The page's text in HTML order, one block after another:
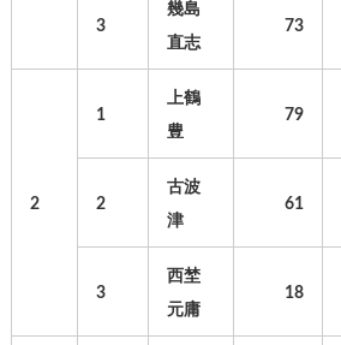
3
幾島
直志
73
2
1
上鶴
豊
79
2
古波
津
61
3
西埜
元庸
18